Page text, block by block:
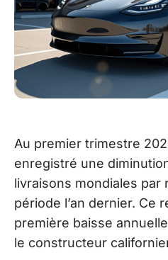
Au premier trimestre
enregistré une
livraisons mondiales par
période l’an dernier. Ce
première baisse
le constructeur